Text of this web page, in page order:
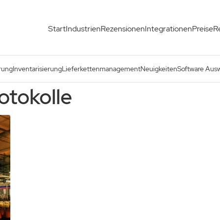
StartIndustrienRezensionenIntegrationenPreise
InventarisierungLieferkettenmanagementNeuigkeitenSoftware